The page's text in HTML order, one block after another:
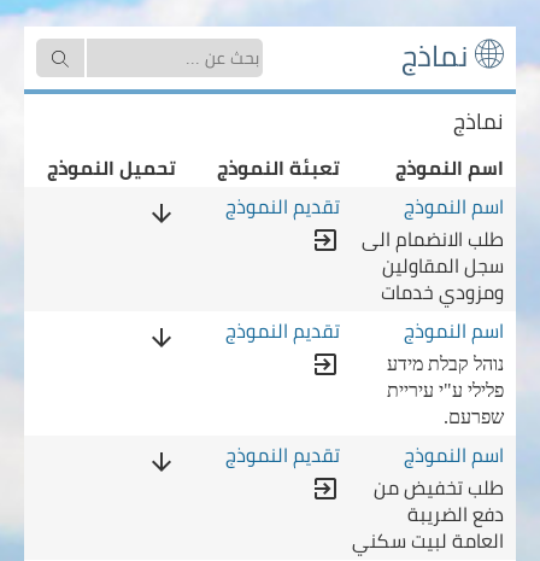
نماذج
نماذج
اسم النموذج تعبئة النموذج
تحميل النموذج
طلب الانضمام الى
سجل المقاولين
ومزودي خدمات
exit_to_app ومزودي خدمات
arrow_downward المقاولين ومزودي خدمات
נוהל קבלת מידע
פלילי ע"י עיריית
שפרעם.
exit_to_app
arrow_downward
طلب تخفيض من
دفع الضريبة
العامة لبيت سكني
exit_to_app لبيت سكني
arrow_downward الضريبة العامة لبيت سكني